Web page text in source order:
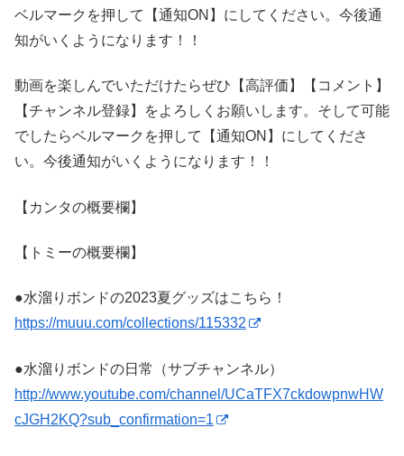
ベルマークを押して【通知ON】にしてください。今後通
知がいくようになります！！
動画を楽しんでいただけたらぜひ【高評価】【コメント】
【チャンネル登録】をよろしくお願いします。そして可能
でしたらベルマークを押して【通知ON】にしてくださ
い。今後通知がいくようになります！！
【カンタの概要欄】
【トミーの概要欄】
●水溜りボンドの2023夏グッズはこちら！
https://muuu.com/collections/115332
●水溜りボンドの日常（サブチャンネル）
http://www.youtube.com/channel/UCaTFX7ckdowpnwHW
cJGH2KQ?sub_confirmation=1